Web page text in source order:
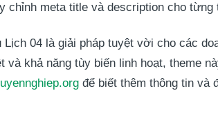
chỉnh meta title và description cho
Lịch 04 là giải pháp tuyệt vời cho các
và khả năng tùy biến linh hoạt, theme
để biết thêm thông tin và